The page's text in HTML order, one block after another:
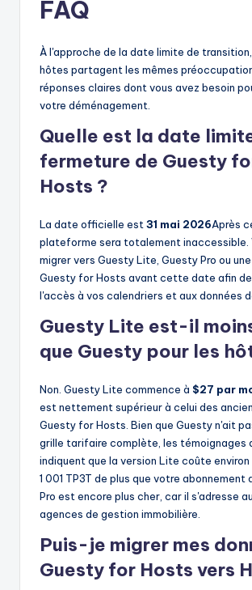
FAQ
À l'approche de la date limite de
hôtes partagent les mêmes
réponses claires dont vous avez besoin
votre déménagement.
Quelle est la date
fermeture de Guesty
Hosts ?
La date officielle est 31 mai 2026Après
plateforme sera totalement inaccessible.
migrer vers Guesty Lite, Guesty Pro ou
Guesty for Hosts avant cette date afin de
l'accès à vos calendriers et aux données
Guesty Lite est-il
que Guesty pour les
Non. Guesty Lite commence à $27 par
est nettement supérieur à celui des
Guesty for Hosts. Bien que Guesty n'ait
grille tarifaire complète, les témoignages
indiquent que la version Lite coûte environ
1 001 TP3T de plus que votre abonnement
Pro est encore plus cher, car il s'adresse
agences de gestion immobilière.
Puis-je migrer mes
Guesty for Hosts vers